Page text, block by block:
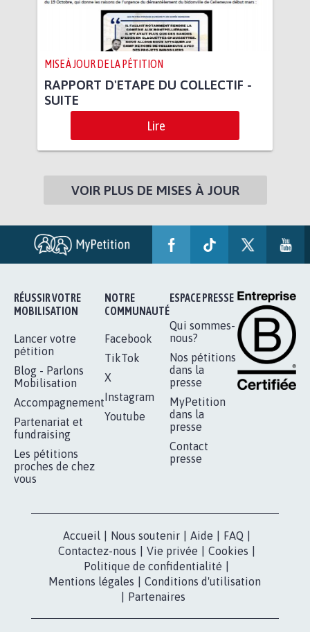
MISE À JOUR DE LA PÉTITION
RAPPORT D'ETAPE DU COLLECTIF -
SUITE
Lire
VOIR PLUS DE MISES À JOUR
RÉUSSIR VOTRE
MOBILISATION
Lancer votre
pétition
Blog - Parlons
Mobilisation
Accompagnement
Partenariat et
fundraising
Les pétitions
proches de chez
vous
NOTRE
COMMUNAUTÉ
Facebook
TikTok
X
Instagram
Youtube
ESPACE PRESSE
Qui sommes-
nous?
Nos pétitions
dans la
presse
MyPetition
dans la
presse
Contact
presse
Accueil Nous soutenir Aide FAQ
Contactez-nous
Vie privée Cookies
Politique de confidentialité
Mentions légales
Conditions d'utilisation
Partenaires